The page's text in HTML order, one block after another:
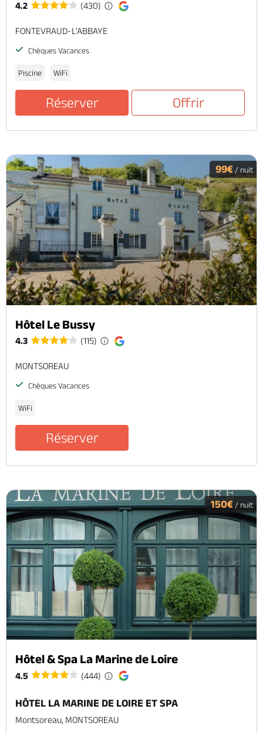
4.2 (430)
FONTEVRAUD-L'ABBAYE
Chèques Vacances
Piscine WiFi
Réserver Offrir
99€ / nuit
Hôtel Le Bussy
4.3 (115)
MONTSOREAU
Chèques Vacances
WiFi
Réserver
150€ / nuit
Hôtel & Spa La Marine de Loire
4.5 (444)
HÔTEL LA MARINE DE LOIRE ET SPA
Montsoreau, MONTSOREAU